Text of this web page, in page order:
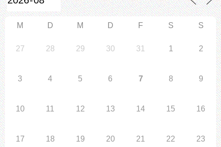
M D M D F S S
27 28 29 30 31 1 2
3 4 5 6 7 8 9
10 11 12 13 14 15 16
17 18 19 20 21 22 23